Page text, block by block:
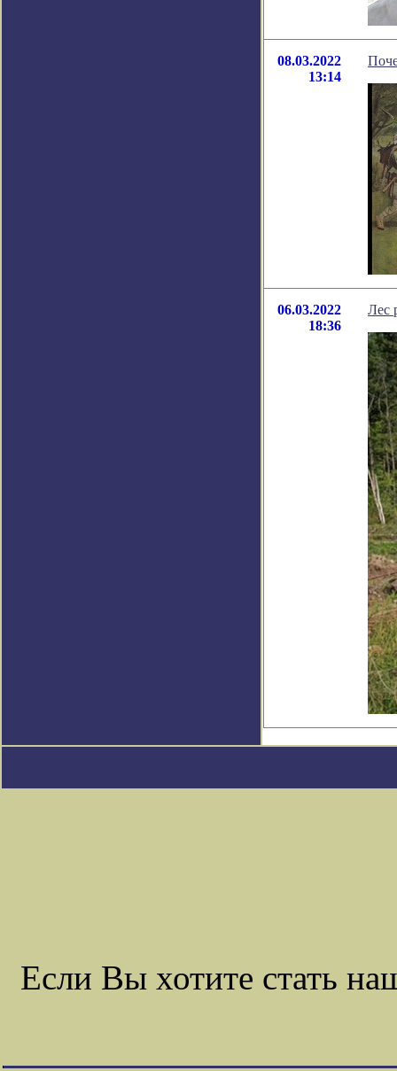
08.03.2022
13:14
06.03.2022
18:36
Лес
Если Вы хотите стать